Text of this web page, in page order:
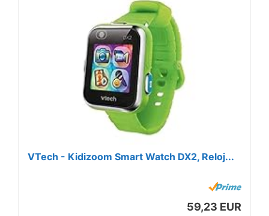
VTech - Kidizoom Smart Watch DX2, Reloj...
59,23 EUR